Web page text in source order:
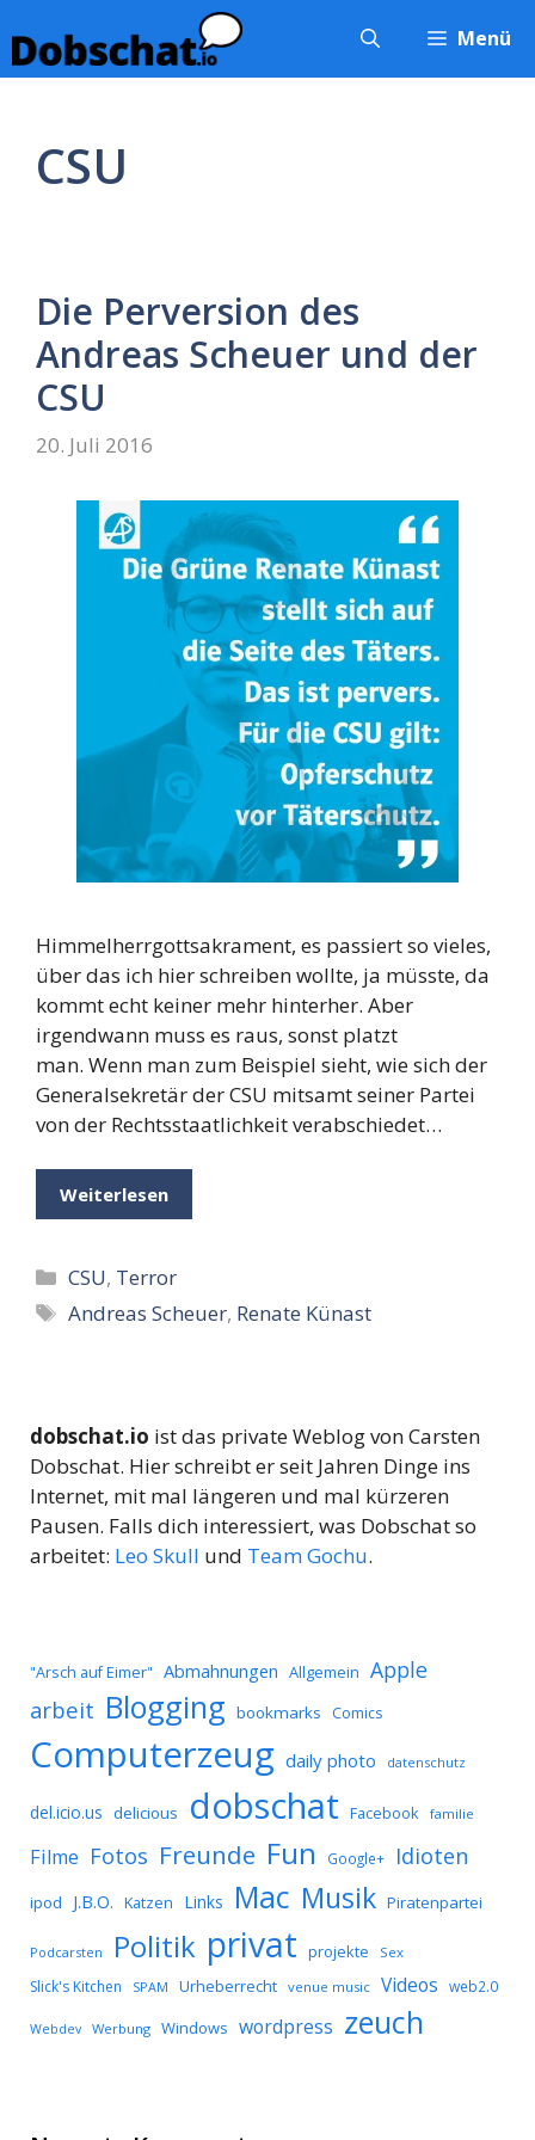
Inhalt
springen
Menü
CSU
Die Perversion des
Andreas Scheuer und der
CSU
20. Juli 2016
Himmelherrgottsakrament, es passiert so vieles,
über das ich hier schreiben wollte, ja müsste, da
kommt echt keiner mehr hinterher. Aber
irgendwann muss es raus, sonst platzt
man. Wenn man zum Beispiel sieht, wie sich der
Generalsekretär der CSU mitsamt seiner Partei
von der Rechtsstaatlichkeit verabschiedet…
Weiterlesen
Kategorien
CSU, Terror
Schlagwörter
Andreas Scheuer, Renate Künast
dobschat.io ist das private Weblog von Carsten
Dobschat. Hier schreibt er seit Jahren Dinge ins
Internet, mit mal längeren und mal kürzeren
Pausen. Falls dich interessiert, was Dobschat so
arbeitet: Leo Skull und Team Gochu.
"Arsch auf Eimer" Abmahnungen Allgemein Apple
arbeit Blogging bookmarks Comics
Computerzeug daily photo datenschutz
del.icio.us delicious dobschat Facebook familie
Filme Fotos Freunde Fun Google+ Idioten
ipod J.B.O. Katzen Links Mac Musik Piratenpartei
Podcarsten Politik privat projekte Sex
Slick's Kitchen SPAM Urheberrecht venue music Videos web2.0
Webdev Werbung Windows wordpress zeuch